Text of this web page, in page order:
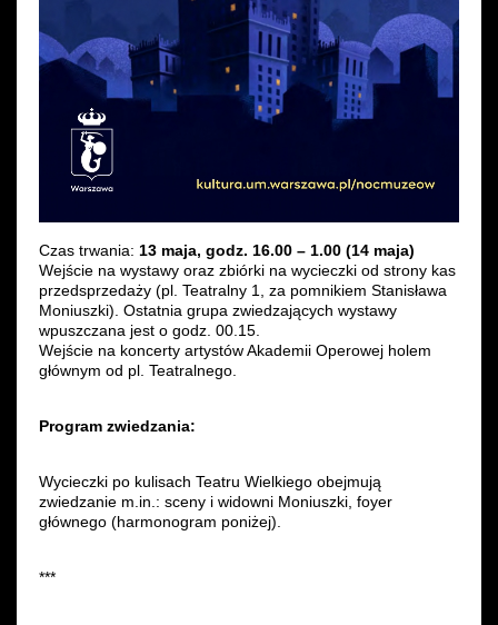
Czas trwania: 13 maja, godz. 16.00 – 1.00 (14 maja)
Wejście na wystawy oraz zbiórki na wycieczki od strony kas
przedsprzedaży (pl. Teatralny 1, za pomnikiem Stanisława
Moniuszki). Ostatnia grupa zwiedzających wystawy
wpuszczana jest o godz. 00.15.
Wejście na koncerty artystów Akademii Operowej holem
głównym od pl. Teatralnego.
Program zwiedzania:
Wycieczki po kulisach Teatru Wielkiego obejmują
zwiedzanie m.in.: sceny i widowni Moniuszki, foyer
głównego (harmonogram poniżej).
***